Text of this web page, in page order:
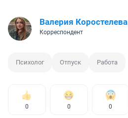
Валерия Коростелева
Корреспондент
Психолог Отпуск Работа
0 0 0